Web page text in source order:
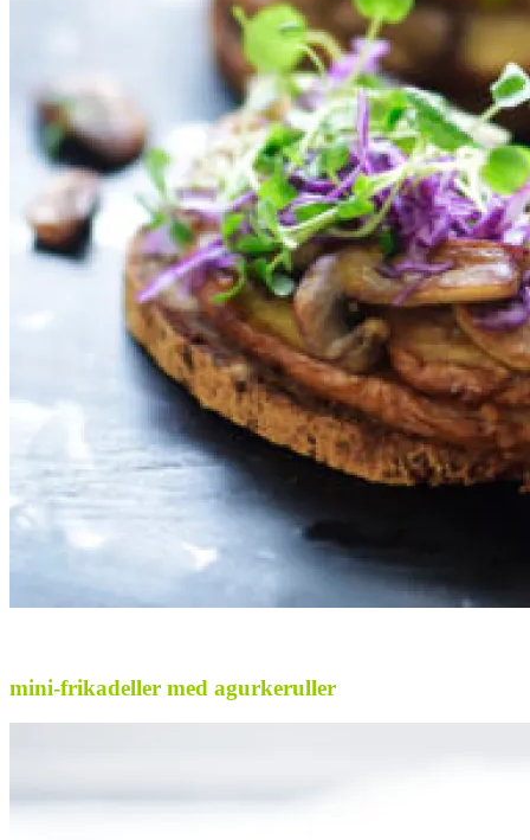
mini-frikadeller med agurkeruller